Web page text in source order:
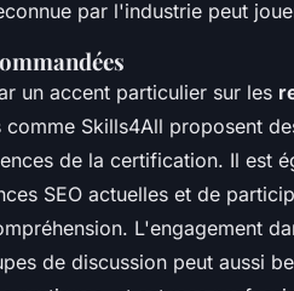
par l'industrie peut
un accent particulier sur les
Skills4All proposent
de la certification. Il est
SEO actuelles et de
L'engagement
de discussion peut aussi